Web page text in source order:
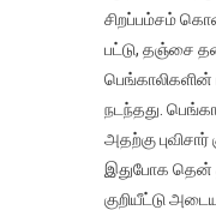
சிறப்பம்சம்
பட்டு, தஞ்சை
பெங்காலிகளின்
நடந்தது.
அதற்கு புவிசார்
இதுபோக தென்
குறியீட்டு